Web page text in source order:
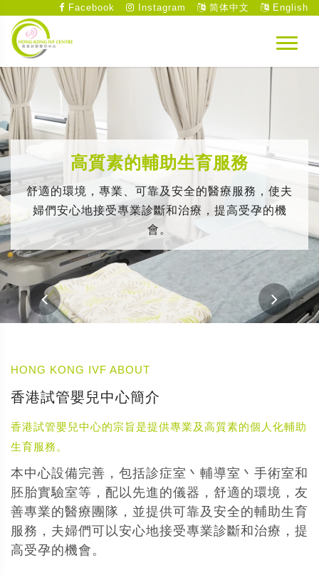
Facebook Instagram 简体中文 English
高質素的輔助生育服務
舒適的環境，專業、可靠及安全的醫療服務，使夫
婦們安心地接受專業診斷和治療，提高受孕的機
會。
HONG KONG IVF ABOUT
香港試管嬰兒中心簡介
香港試管嬰兒中心的宗旨是提供專業及高質素的個人化輔助
生育服務。
本中心設備完善，包括診症室丶輔導室丶手術室和
胚胎實驗室等，配以先進的儀器，舒適的環境，友
善專業的醫療團隊，並提供可靠及安全的輔助生育
服務，夫婦們可以安心地接受專業診斷和治療，提
高受孕的機會。